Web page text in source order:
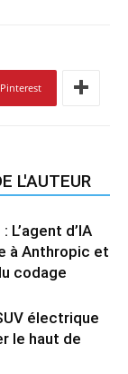
Pinterest
L'AUTEUR
L’agent d’IA
à Anthropic et
codage
électrique
le haut de